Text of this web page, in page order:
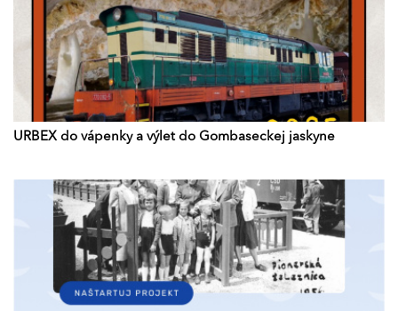
URBEX do vápenky a výlet do Gombaseckej jaskyne